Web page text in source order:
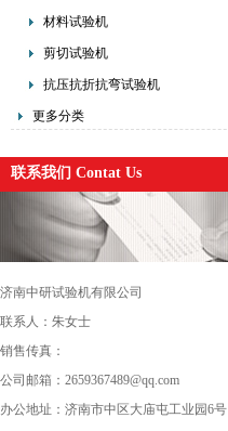
材料试验机
剪切试验机
抗压抗折抗弯试验机
更多分类
联系我们 Contat Us
济南中研试验机有限公司
联系人：朱女士
销售传真：
公司邮箱：2659367489@qq.com
办公地址：济南市中区大庙屯工业园6号